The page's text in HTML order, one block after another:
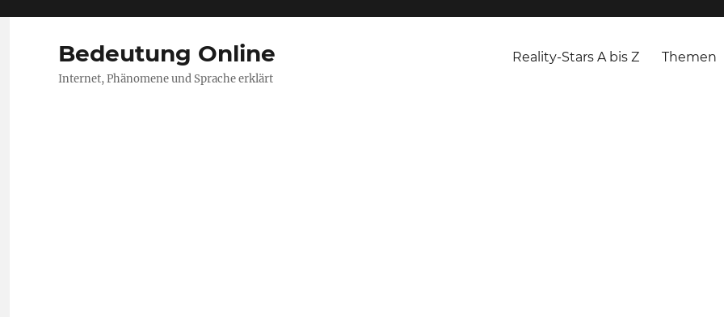
Bedeutung Online
Internet, Phänomene und Sprache erklärt
Reality-Stars A bis Z Themen